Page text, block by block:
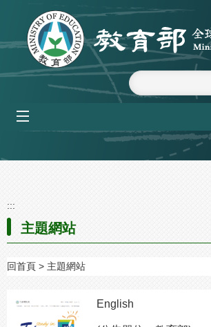
跳到主要內容區塊
:::
主題網站
回首頁 主題網站
English